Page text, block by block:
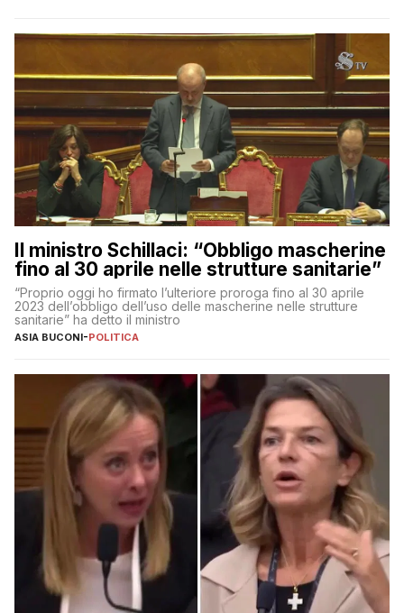
Il ministro Schillaci: “Obbligo mascherine
fino al 30 aprile nelle strutture sanitarie”
“Proprio oggi ho firmato l’ulteriore proroga fino al 30 aprile
2023 dell’obbligo dell’uso delle mascherine nelle strutture
sanitarie” ha detto il ministro
ASIA BUCONI-POLITICA